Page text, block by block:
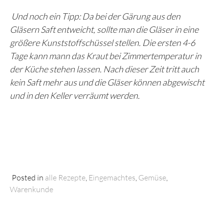
Und noch ein Tipp: Da bei der Gärung aus den
Gläsern Saft entweicht, sollte man die Gläser in eine
größere Kunststoffschüssel stellen. Die ersten 4-6
Tage kann mann das Kraut bei Zimmertemperatur in
der Küche stehen lassen. Nach dieser Zeit tritt auch
kein Saft mehr aus und die Gläser können abgewischt
und in den Keller verräumt werden.
Posted in alle Rezepte Eingemachtes Gemüse
Warenkunde